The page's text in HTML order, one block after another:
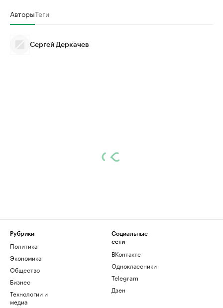
АвторыТеги
Сергей Деркачев
Рубрики
Политика
Экономика
Общество
Бизнес
Технологии и
медиа
Социальные
сети
ВКонтакте
Одноклассники
Telegram
Дзен